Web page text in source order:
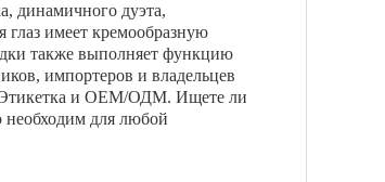
динамичного дуэта,
глаз имеет кремообразную
также выполняет функцию
импортеров и владельцев
Этикетка и OEM/ОДМ. Ищете ли
необходим для любой